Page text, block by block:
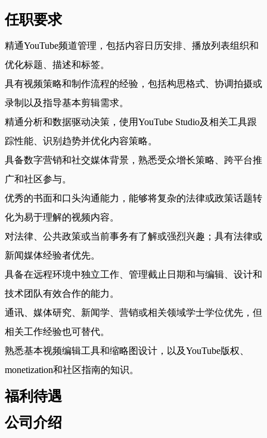
任职要求
精通YouTube频道管理，包括内容日历安排、播放列表组织和
优化标题、描述和标签。
具有视频策略和制作流程的经验，包括构思格式、协调拍摄或
录制以及指导基本剪辑需求。
精通分析和数据驱动决策，使用YouTube Studio及相关工具跟
踪性能、识别趋势并优化内容策略。
具备数字营销和社交媒体背景，熟悉受众增长策略、跨平台推
广和社区参与。
优秀的书面和口头沟通能力，能够将复杂的法律或政策话题转
化为易于理解的视频内容。
对法律、公共政策或当前事务有了解或强烈兴趣；具有法律或
新闻媒体经验者优先。
具备在远程环境中独立工作、管理截止日期和与编辑、设计和
技术团队有效合作的能力。
通讯、媒体研究、新闻学、营销或相关领域学士学位优先，但
相关工作经验也可替代。
熟悉基本视频编辑工具和缩略图设计，以及YouTube版权、
monetization和社区指南的知识。
福利待遇
公司介绍